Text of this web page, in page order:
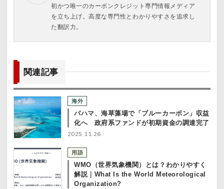
初かつ唯一のカーボンクレジット専門情報メディア
を立ち上げ。高度な専門性とわかりやすさを追求し
た翻訳力。
関連記事
海外
バハマ、海草藻場で「ブルーカーボン」収益
化へ 政府系ファンドが初期資金の調達完了
2025.11.26
用語
WMO（世界気象機関）とは？わかりやすく
解説｜What Is the World Meteorological
Organization?